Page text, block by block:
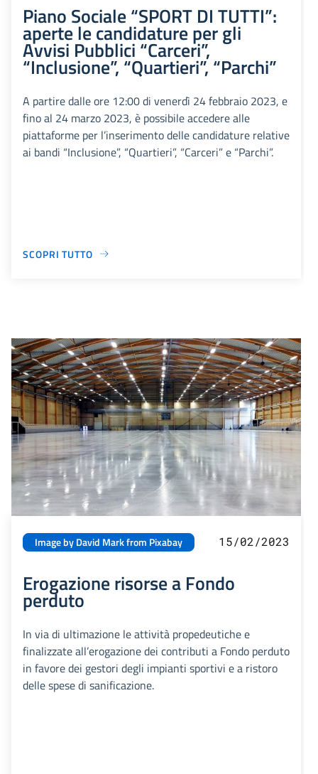
Piano Sociale “SPORT DI TUTTI”:
aperte le candidature per gli
Avvisi Pubblici “Carceri”,
“Inclusione”, “Quartieri”, “Parchi”
A partire dalle ore 12:00 di venerdì 24 febbraio 2023, e
fino al 24 marzo 2023, è possibile accedere alle
piattaforme per l’inserimento delle candidature relative
ai bandi “Inclusione”, “Quartieri”, “Carceri” e “Parchi”.
SCOPRI TUTTO
Image by David Mark from Pixabay 15/02/2023
Erogazione risorse a Fondo
perduto
In via di ultimazione le attività propedeutiche e
finalizzate all’erogazione dei contributi a Fondo perduto
in favore dei gestori degli impianti sportivi e a ristoro
delle spese di sanificazione.